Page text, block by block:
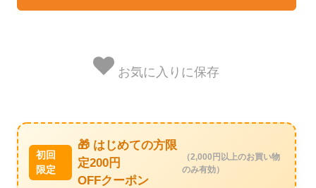
お気に入りに保存
初回
限定
🎁 はじめての方限
定200円
OFFクーポン
（2,000円以上のお買い物
のみ有効）